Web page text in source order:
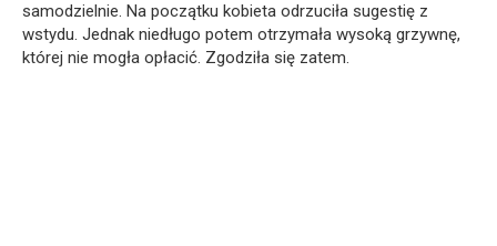
samodzielnie. Na początku kobieta odrzuciła sugestię z
wstydu. Jednak niedługo potem otrzymała wysoką grzywnę,
której nie mogła opłacić. Zgodziła się zatem.